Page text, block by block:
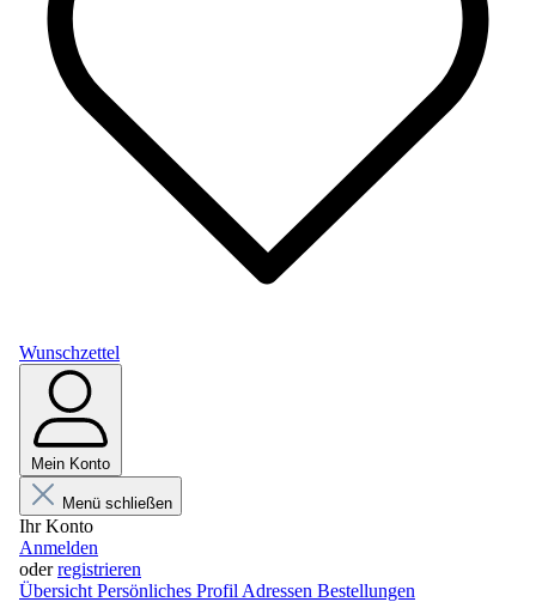
Wunschzettel
Mein Konto
Menü schließen
Ihr Konto
Anmelden
oderregistrieren
Übersicht Persönliches Profil Adressen Bestellungen